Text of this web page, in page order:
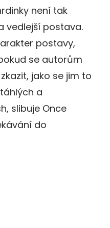
není tak
vedlejší postava.
postavy,
se autorům
jako se jim to
a
slibuje Once
do